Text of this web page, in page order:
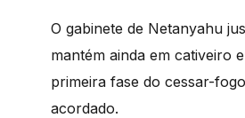
O gabinete de Netanyahu
mantém ainda em cativeiro
primeira fase do cessar-
acordado.